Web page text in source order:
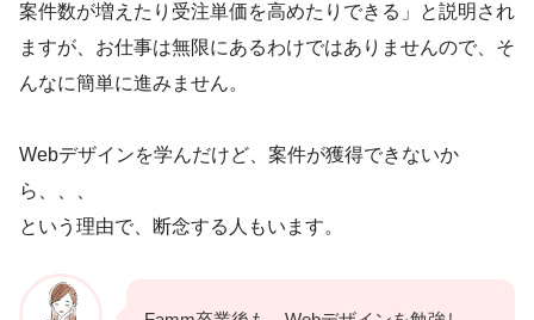
案件数が増えたり受注単価を高めたりできる」と説明され
ますが、お仕事は無限にあるわけではありませんので、そ
んなに簡単に進みません。
Webデザインを学んだけど、案件が獲得できないか
ら、、、
という理由で、断念する人もいます。